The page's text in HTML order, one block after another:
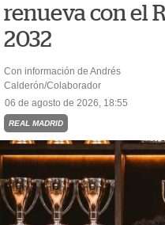
renueva con el
2032
Con información de Andrés
Calderón/Colaborador
06 de agosto de 2026, 18:55
REAL MADRID